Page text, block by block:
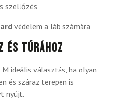
szellőzés
védelem a láb számára
és túrához
M ideális választás, ha olyan
és száraz terepen is
nyújt.